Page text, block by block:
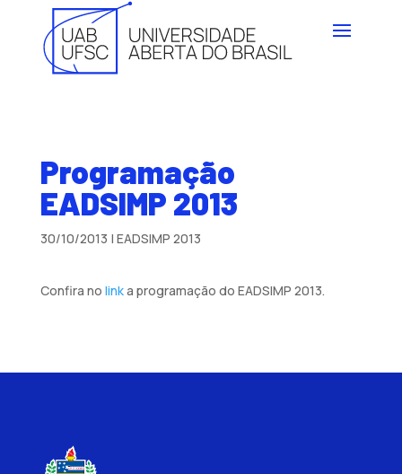
Programação
EADSIMP 2013
30/10/2013 | EADSIMP 2013
Confira no linka programação do EADSIMP 2013.